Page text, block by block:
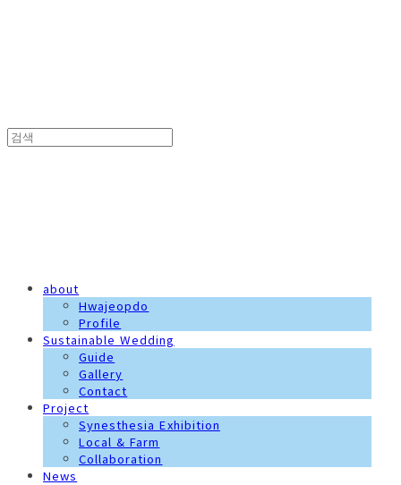
about
Hwajeopdo
Profile
Sustainable Wedding
Guide
Gallery
Contact
Project
Synesthesia Exhibition
Local & Farm
Collaboration
News